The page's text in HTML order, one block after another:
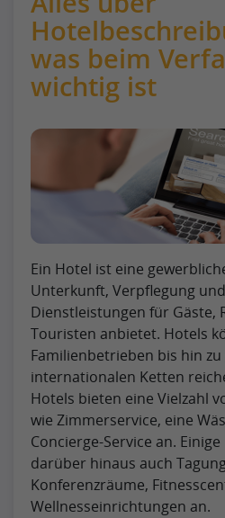
was beim
wichtig ist
Ein Hotel ist eine
Unterkunft, Verpflegung
Dienstleistungen für Gäste,
Touristen anbietet. Hotels
Familienbetrieben bis hin
internationalen Ketten
Hotels bieten eine Vielzahl
wie Zimmerservice, eine
Concierge-Service an.
darüber hinaus auch
Konferenzräume,
Wellnesseinrichtungen an.